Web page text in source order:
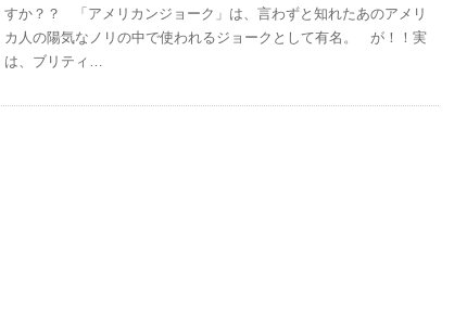
すか？？ 「アメリカンジョーク」は、言わずと知れたあのアメリ
カ人の陽気なノリの中で使われるジョークとして有名。 が！！実
は、ブリティ…